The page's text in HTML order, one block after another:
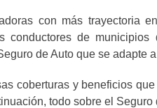
con más trayectoria
conductores de
de Auto que se adapte
coberturas y beneficios
todo sobre el